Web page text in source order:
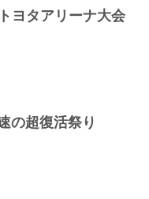
でお気に入りのグッズを
アリ・シェイドゥラエ
ホベルト・サトシ・ソウ
レなしのオンラインくじ
ヨタアリーナ大会
の超復活祭り